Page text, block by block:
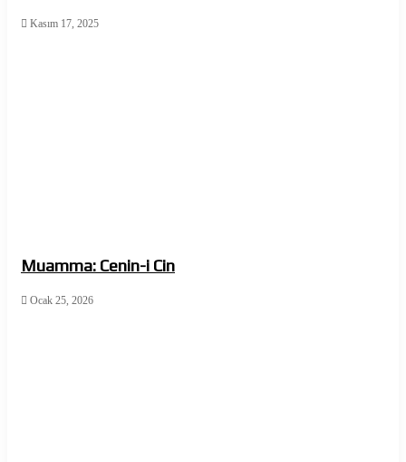
Kasım 17, 2025
Muamma: Cenin-i Cin
Ocak 25, 2026